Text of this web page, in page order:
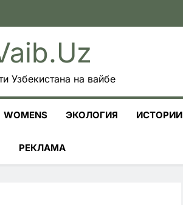
Узбекистана на вайбе
WOMENS ЭКОЛОГИЯ ИСТОРИИ
РЕКЛАМА